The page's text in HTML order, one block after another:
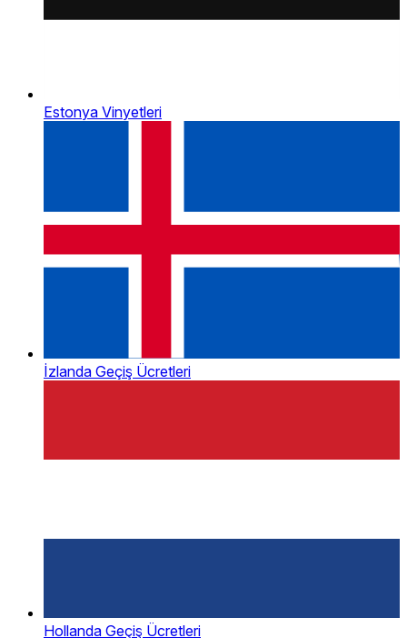
Estonya Vinyetleri
İzlanda Geçiş Ücretleri
Hollanda Geçiş Ücretleri